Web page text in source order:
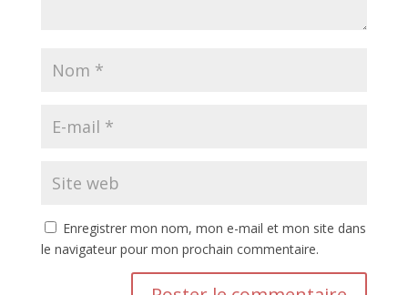
Enregistrer mon nom, mon e-mail et mon site dans
le navigateur pour mon prochain commentaire.